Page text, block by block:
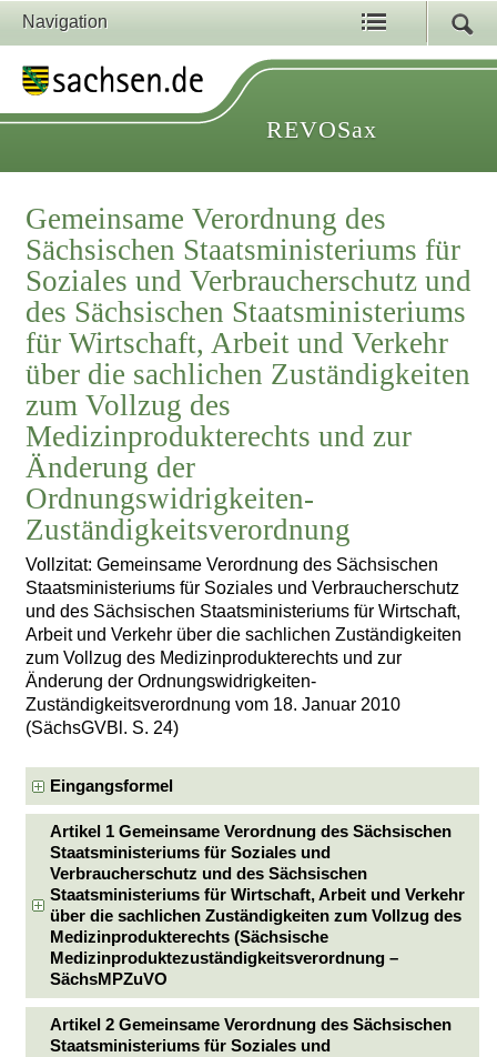
Navigation
REVOSax
Gemeinsame Verordnung des
Sächsischen Staatsministeriums für
Soziales und Verbraucherschutz und
des Sächsischen Staatsministeriums
für Wirtschaft, Arbeit und Verkehr
über die sachlichen Zuständigkeiten
zum Vollzug des
Medizinprodukterechts und zur
Änderung der
Ordnungswidrigkeiten-
Zuständigkeitsverordnung
Vollzitat: Gemeinsame Verordnung des Sächsischen
Staatsministeriums für Soziales und Verbraucherschutz
und des Sächsischen Staatsministeriums für Wirtschaft,
Arbeit und Verkehr über die sachlichen Zuständigkeiten
zum Vollzug des Medizinprodukterechts und zur
Änderung der Ordnungswidrigkeiten-
Zuständigkeitsverordnung vom 18. Januar 2010
(SächsGVBl. S. 24)
Eingangsformel
Artikel 1 Gemeinsame Verordnung des Sächsischen
Staatsministeriums für Soziales und
Verbraucherschutz und des Sächsischen
Staatsministeriums für Wirtschaft, Arbeit und Verkehr
über die sachlichen Zuständigkeiten zum Vollzug des
Medizinprodukterechts (Sächsische
Medizinproduktezuständigkeitsverordnung –
SächsMPZuVO
Artikel 2 Gemeinsame Verordnung des Sächsischen
Staatsministeriums für Soziales und